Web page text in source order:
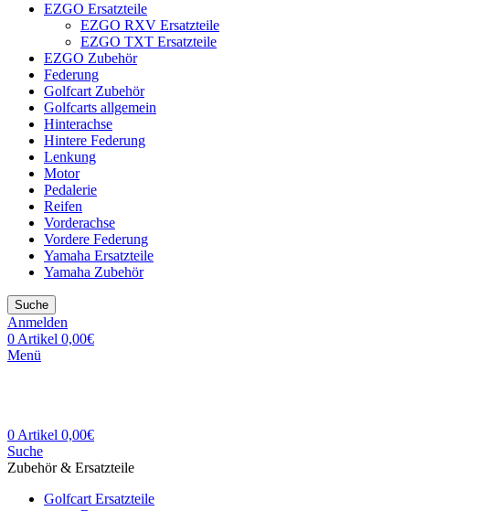
EZGO Ersatzteile
EZGO RXV Ersatzteile
EZGO TXT Ersatzteile
EZGO Zubehör
Federung
Golfcart Zubehör
Golfcarts allgemein
Hinterachse
Hintere Federung
Lenkung
Motor
Pedalerie
Reifen
Vorderachse
Vordere Federung
Yamaha Ersatzteile
Yamaha Zubehör
Suche
Anmelden
0 Artikel 0,00€
Menü
0 Artikel 0,00€
Suche
Zubehör & Ersatzteile
Golfcart Ersatzteile